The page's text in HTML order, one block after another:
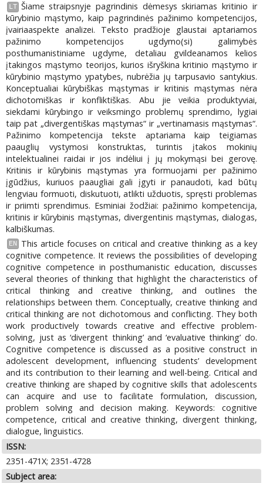
LT Šiame straipsnyje pagrindinis dėmesys skiriamas kritinio ir
kūrybinio mąstymo, kaip pagrindinės pažinimo kompetencijos,
įvairiaaspekte analizei. Teksto pradžioje glaustai aptariamos
pažinimo kompetencijos ugdymo(si) galimybės
posthumanistiniame ugdyme, detaliau gvildeanamos kelios
įtakingos mąstymo teorijos, kurios išryškina kritinio mąstymo ir
kūrybinio mąstymo ypatybes, nubrėžia jų tarpusavio santykius.
Konceptualiai kūrybiškas mąstymas ir kritinis mąstymas nėra
dichotomiškas ir konfliktiškas. Abu jie veikia produktyviai,
siekdami kūrybingo ir veiksmingo problemų sprendimo, lygiai
taip pat „divergentiškas mąstymas“ ir „vertinamasis mąstymas“.
Pažinimo kompetencija tekste aptariama kaip teigiamas
paauglių vystymosi konstruktas, turintis įtakos mokinių
intelektualinei raidai ir jos indėliui į jų mokymąsi bei gerovę.
Kritinis ir kūrybinis mąstymas yra formuojami per pažinimo
įgūdžius, kuriuos paaugliai gali įgyti ir panaudoti, kad būtų
lengviau formuoti, diskutuoti, atlikti užduotis, spręsti problemas
ir priimti sprendimus. Esminiai žodžiai: pažinimo kompetencija,
kritinis ir kūrybinis mąstymas, divergentinis mąstymas, dialogas,
kalbiškumas.
EN
This article focuses on critical and creative thinking as a key
cognitive competence. It reviews the possibilities of developing
cognitive competence in posthumanistic education, discusses
several theories of thinking that highlight the characteristics of
critical thinking and creative thinking, and outlines the
relationships between them. Conceptually, creative thinking and
critical thinking are not dichotomous and conflicting. They both
work productively towards creative and effective problem-
solving, just as ‘divergent thinking’ and ‘evaluative thinking’ do.
Cognitive competence is discussed as a positive construct in
adolescent development, influencing students’ development
and its contribution to their learning and well-being. Critical and
creative thinking are shaped by cognitive skills that adolescents
can acquire and use to facilitate formulation, discussion,
problem solving and decision making. Keywords: cognitive
competence, critical and creative thinking, divergent thinking,
dialogue, linguistics.
ISSN:
2351-471X; 2351-4728
Subject area: